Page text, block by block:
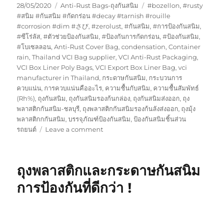
Posted
on
28/05/2020 Categories
Anti-Rust Bags-ถุงกันสนิม Tags
#bozellon,#rusty
#สนิม #กันสนิม #กัดกร่อน #decay #tarnish #rouille
#corrosion #dim #さび,#zerolust,#กันสนิม,#การป้องกันสนิม,
#ซีโร่ลัส,#ตัวช่วยป้องกันสนิม,#ป้องกันการกัดกร่อน,#ป้องกันสนิม,
#โบเซลลอน,Anti-Rust Cover Bag,condensation,Container
rain,Thailand VCI Bag supplier,VCI Anti-Rust Packaging,
VCI Box Liner Poly Bags,VCI Export Box Liner Bag,vci
manufacturer in Thailand, กระดาษกันสนิม, กระบวนการ
ควบแน่น, การควบแน่นคืออะไร, ความชื้นกับสนิม, ความชื้นสัมพัทธ์
(Rh%), ถุงกันสนิม, ถุงกันสนิมรองก้นกล่อง, ถุงกันสนิมส่งออก, ถุง
พลาสติกกันสนิม-ชลบุรี, ถุงพลาสติกกันสนิมรองก้นลังส่งออก, ถุงมุ้ง
พลาสติกกกันสนิม,บรรจุภัณฑ์ป้องกันสนิม,ป้องกันสนิมชิ้นส่วน
รถยนต์
Leave a commenton
ไน
ไตร
พลาสติก
ถุงพลาสติกและกระดาษกันสนิม
การป้องกันที่ดีกว่า !